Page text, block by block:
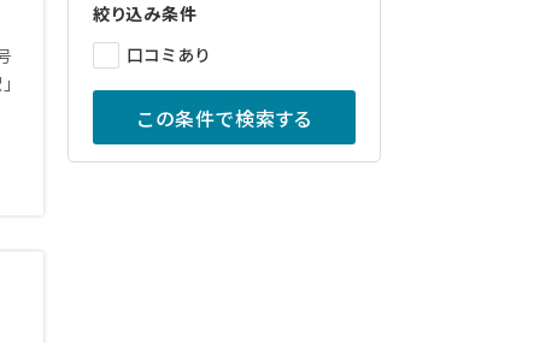
絞り込み条件
口コミあり
この条件で検索する